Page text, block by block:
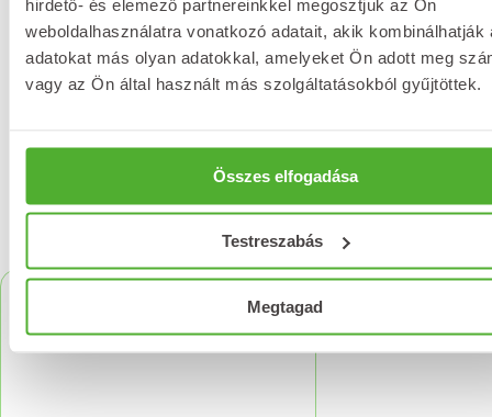
hirdető- és elemező partnereinkkel megosztjuk az Ön
weboldalhasználatra vonatkozó adatait, akik kombinálhatják
adatokat más olyan adatokkal, amelyeket Ön adott meg
vagy az Ön által használt más szolgáltatásokból gyűjtöttek.
Összes elfogadása
Testreszabás
Megtagad
Értékelést írok
Kapcsolódó termékek